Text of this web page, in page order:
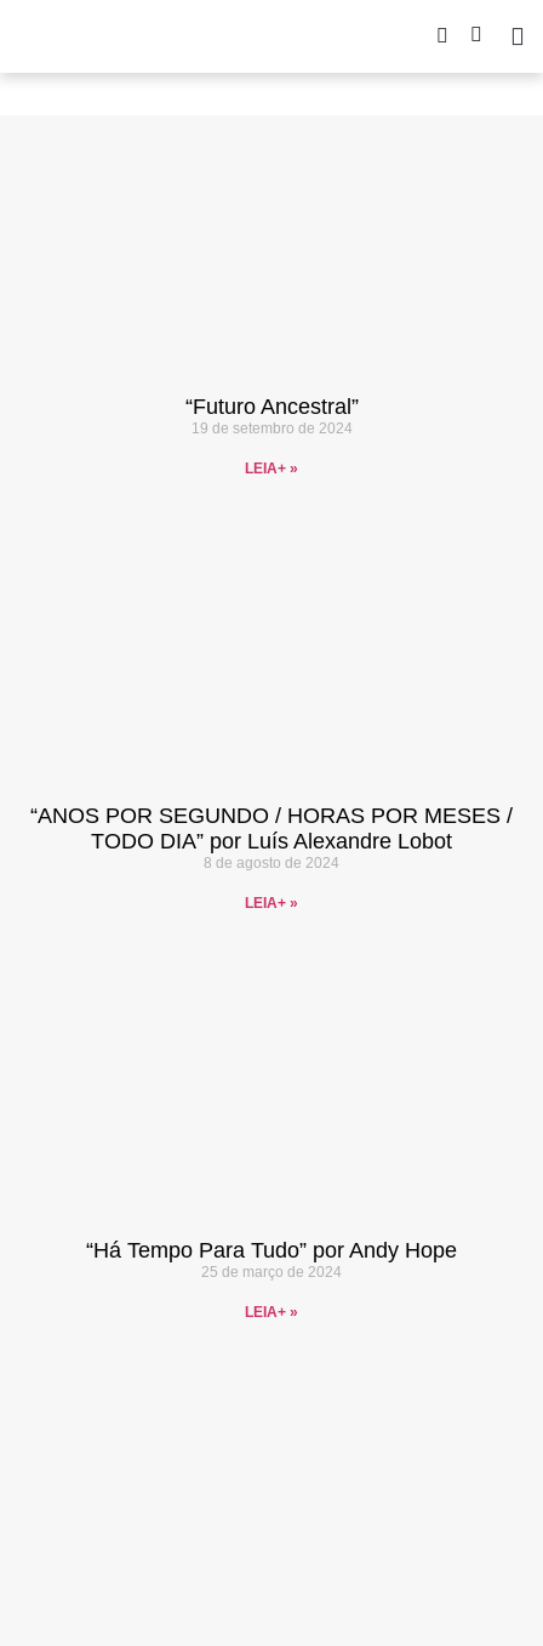
“Futuro Ancestral”
19 de setembro de 2024
LEIA+ »
“ANOS POR SEGUNDO / HORAS POR MESES /
TODO DIA” por Luís Alexandre Lobot
8 de agosto de 2024
LEIA+ »
“Há Tempo Para Tudo” por Andy Hope
25 de março de 2024
LEIA+ »